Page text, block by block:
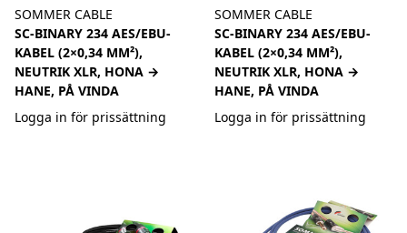
SOMMER CABLE
SC-BINARY 234 AES/EBU-
KABEL (2×0,34 MM²),
NEUTRIK XLR, HONA →
HANE, PÅ VINDA
Logga in för prissättning
SOMMER CABLE
SC-BINARY 234 AES/EBU-
KABEL (2×0,34 MM²),
NEUTRIK XLR, HONA →
HANE, PÅ VINDA
Logga in för prissättning